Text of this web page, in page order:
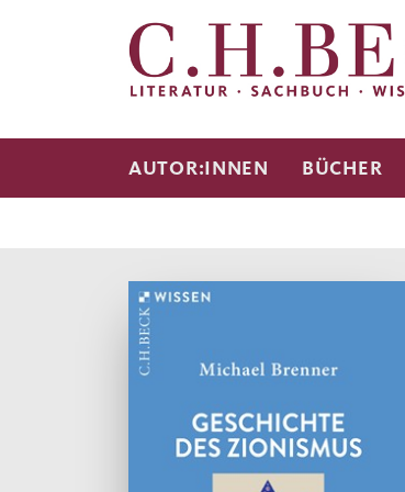
AUTOR:INNEN BÜCHER